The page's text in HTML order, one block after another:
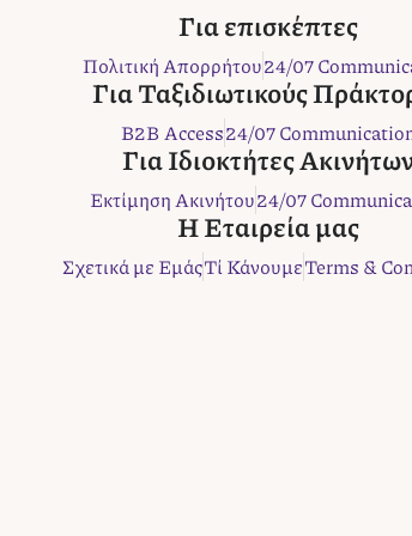
e
b
o
o
k
i
t
t
e
r
s
t
a
g
r
a
m
n
t
e
r
e
s
t
e
r
Για επισκέπτες
Πολιτική Απορρήτου24/07
Για Ταξιδιωτικούς
B2B Access24/07
Για Ιδιοκτήτες
Εκτίμηση Ακινήτου24/07
Η Εταιρεία μας
Σχετικά με ΕμάςΤί ΚάνουμεTerms &